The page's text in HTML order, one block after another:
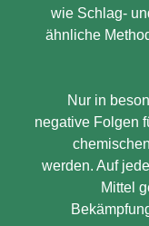
wie Schlag-
ähnliche
Nur in
negative Folgen
werden. Auf
Mittel